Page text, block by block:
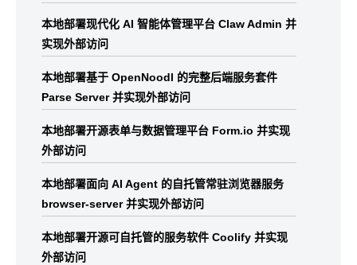
本地部署现代化 AI 智能体管理平台 Claw Admin 并
实现外部访问
本地部署基于 OpenNoodl 的完整后端服务套件
Parse Server 并实现外部访问
本地部署开源表单与数据管理平台 Form.io 并实现
外部访问
本地部署面向 AI Agent 的自托管常驻浏览器服务
browser-server 并实现外部访问
本地部署开源可自托管的服务软件 Coolify 并实现
外部访问